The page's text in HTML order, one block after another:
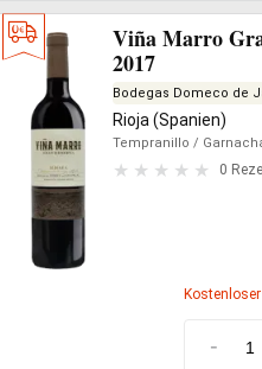
Viña Marro
2017
Bodegas Domeco de
Rioja (Spanien)
Tempranillo /
0
-